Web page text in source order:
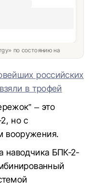
по состоянию на
российских
в трофей
– это
но с
вооружения.
наводчика БПК-2-